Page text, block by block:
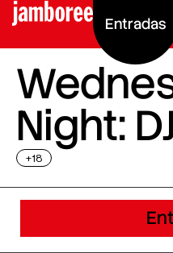
Entradas
Night:
+18